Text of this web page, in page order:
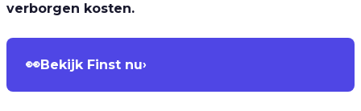
verborgen kosten.
👀Bekijk Finst nu›